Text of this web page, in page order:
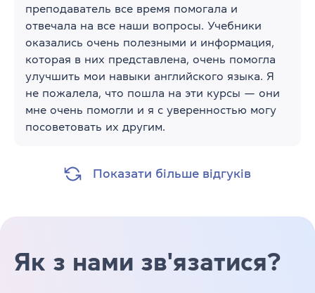
преподаватель все время помогала и
отвечала на все наши вопросы. Учебники
оказались очень полезными и информация,
которая в них представлена, очень помогла
улучшить мои навыки английского языка. Я
не пожалела, что пошла на эти курсы — они
мне очень помогли и я с уверенностью могу
посоветовать их другим.
Показати більше відгуків
Як з нами зв'язатися?